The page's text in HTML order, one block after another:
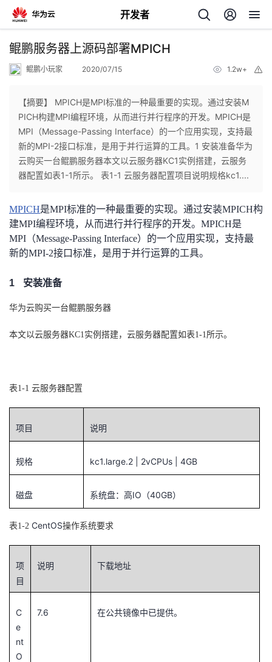
开发者
返
个
人
主
页
我
的
开
客
论
坛
的
圈
我
的
播
我
活
动
的
关
我
的
开
发
者
我
的
Programs
的
支
持
鲲鹏服务器上源码部署MPICH
鲲鹏小玩家 2020/07/15 1.2w+
【摘要】 MPICH是MPI标准的一种最重要的实现。通过安装M
PICH构建MPI编程环境，从而进行并行程序的开发。MPICH是
MPI（Message-Passing Interface）的一个应用实现，支持最
新的MPI-2接口标准，是用于并行运算的工具。1 安装准备华为
云购买一台鲲鹏服务器本文以云服务器KC1实例搭建，云服务
器配置如表1-1所示。 表1-1 云服务器配置项目说明规格kc1....
MPICH是MPI标准的一种最重要的实现。通过安装MPICH构
建MPI编程环境，从而进行并行程序的开发。MPICH是
MPI（Message-Passing Interface）的一个应用实现，支持最
新的MPI-2接口标准，是用于并行运算的工具。
1 安装准备
华为云购买一台鲲鹏服务器
本文以云服务器KC1实例搭建，云服务器配置如表1-1所示。
表1-1 云服务器配置
项目 说明
规格 kc1.large.2 | 2vCPUs | 4GB
磁盘 系统盘：高IO （40GB）
表1-2 CentOS操作系统要求
项
目
说明 下载地址
C
e
nt
O
7.6 在公共镜像中已提供。